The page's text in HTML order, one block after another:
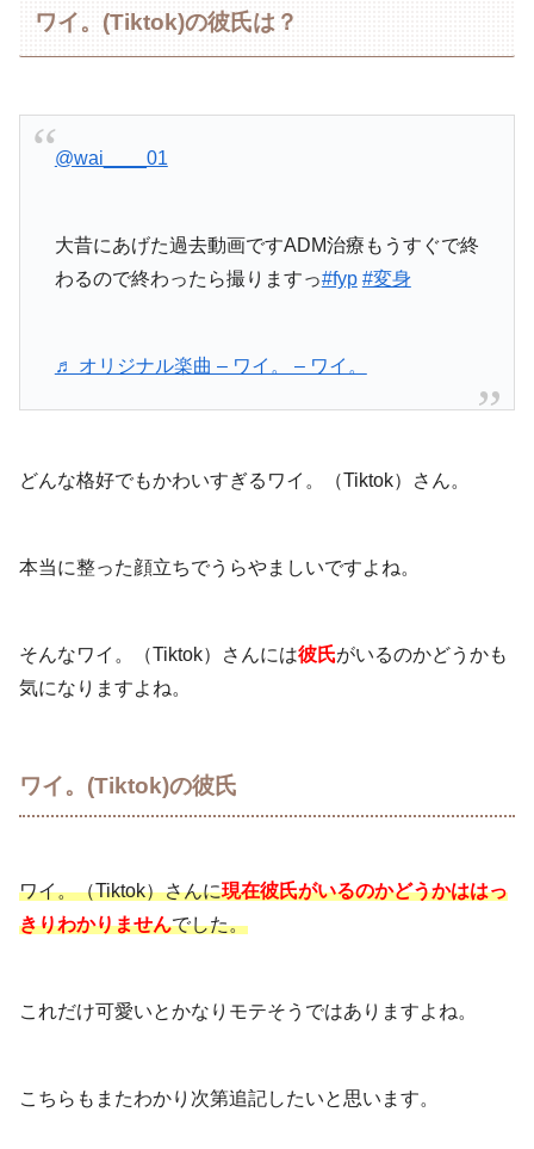
ワイ。(Tiktok)の彼氏は？
@wai____01
大昔にあげた過去動画ですADM治療もうすぐで終
わるので終わったら撮りますっ#fyp #変身
♬ オリジナル楽曲 – ワイ。 – ワイ。
どんな格好でもかわいすぎるワイ。（Tiktok）さん。
本当に整った顔立ちでうらやましいですよね。
そんなワイ。（Tiktok）さんには彼氏がいるのかどうかも
気になりますよね。
ワイ。(Tiktok)の彼氏
ワイ。（Tiktok）さんに現在彼氏がいるのかどうかははっ
きりわかりませんでした。
これだけ可愛いとかなりモテそうではありますよね。
こちらもまたわかり次第追記したいと思います。